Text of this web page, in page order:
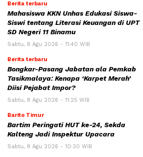
Berita terbaru
Mahasiswa KKN Unhas Edukasi Siswa-
Siswi tentang Literasi Keuangan di UPT
SD Negeri 11 Binamu
Sabtu, 8 Agu 2026 - 11:40 WIB
Berita terbaru
Bongkar-Pasang Jabatan ala Pemkab
Tasikmalaya: Kenapa ‘Karpet Merah’
Diisi Pejabat Impor?
Sabtu, 8 Agu 2026 - 11:25 WIB
Barito Timur
Bartim Peringati HUT ke-24, Sekda
Kalteng Jadi Inspektur Upacara
Sabtu, 8 Agu 2026 - 10:30 WIB